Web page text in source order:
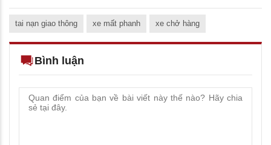
tai nạn giao thông xe mất phanh xe chở hàng
Bình luận